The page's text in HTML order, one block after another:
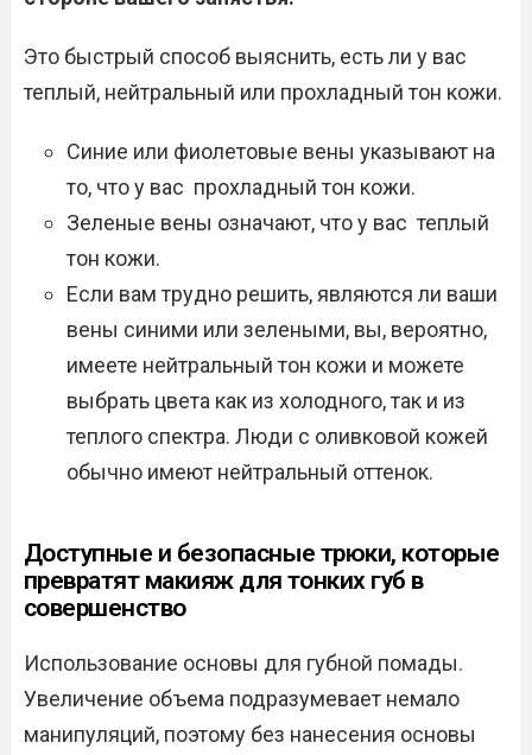
Это быстрый способ выяснить, есть ли у вас
теплый, нейтральный или прохладный тон кожи.
Синие или фиолетовые вены указывают на
то, что у вас прохладный тон кожи.
Зеленые вены означают, что у вас теплый
тон кожи.
Если вам трудно решить, являются ли ваши
вены синими или зелеными, вы, вероятно,
имеете нейтральный тон кожи и можете
выбрать цвета как из холодного, так и из
теплого спектра. Люди с оливковой кожей
обычно имеют нейтральный оттенок.
Доступные и безопасные трюки, которые
превратят макияж для тонких губ в
совершенство
Использование основы для губной помады.
Увеличение объема подразумевает немало
манипуляций, поэтому без нанесения основы